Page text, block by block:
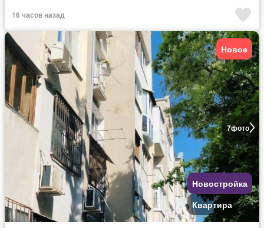
16 часов назад
7фото
Новое
Новостройка
Квартира